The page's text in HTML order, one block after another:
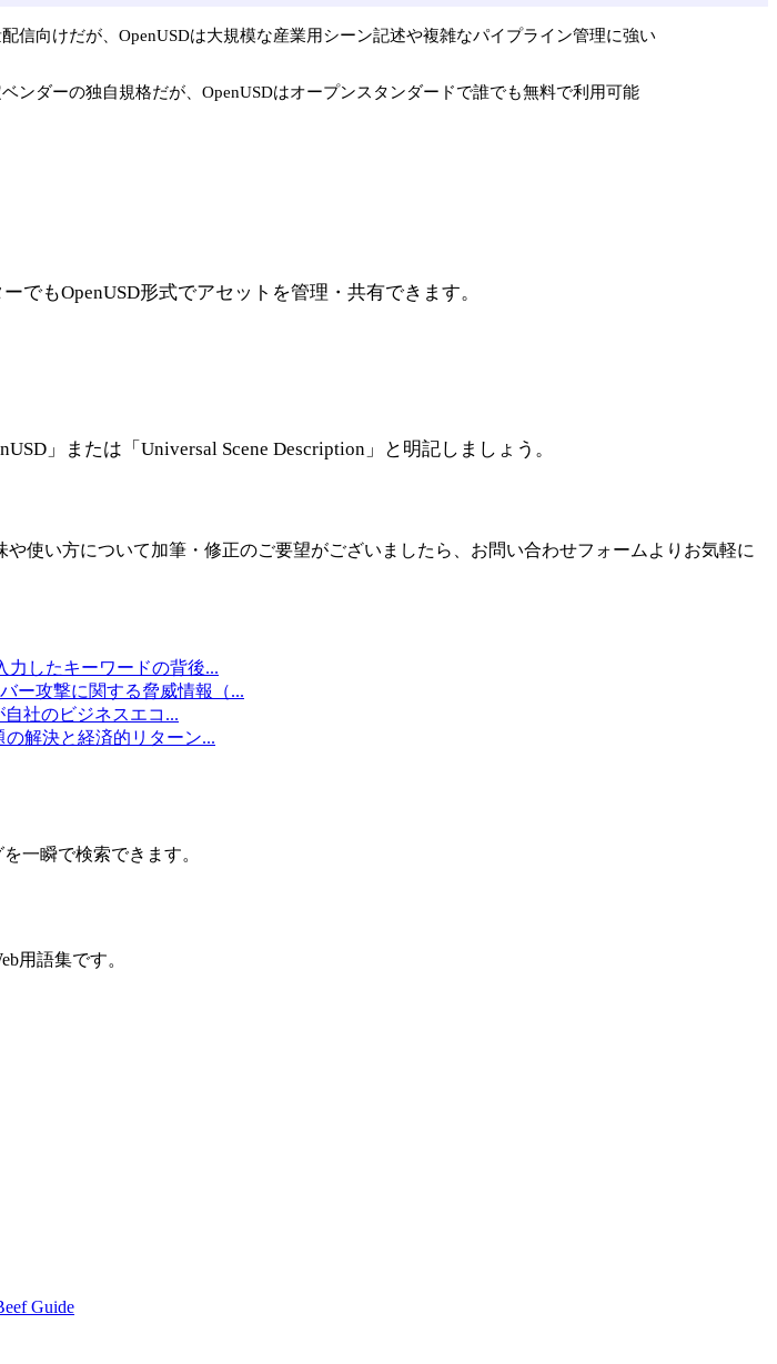
信向けだが、OpenUSDは大規模な産業用シーン記述や複雑なパイプライン管理に強い
ンダーの独自規格だが、OpenUSDはオープンスタンダードで誰でも無料で利用可能
もOpenUSD形式でアセットを管理・共有できます。
」または「Universal Scene Description」と明記しましょう。
や使い方について加筆・修正のご要望がございましたら、お問い合わせフォームよりお気軽に
力したキーワードの背後...
ー攻撃に関する脅威情報（...
自社のビジネスエコ ...
解決と経済的リターン...
一瞬で検索できます。
用語集です。
Guide